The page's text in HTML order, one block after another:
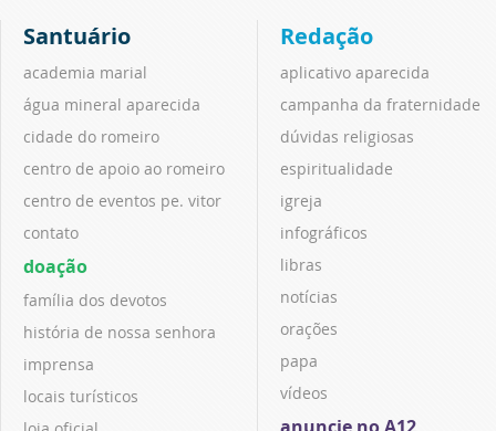
Santuário
academia marial
água mineral aparecida
cidade do romeiro
centro de apoio ao romeiro
centro de eventos pe. vitor
contato
doação
família dos devotos
história de nossa senhora
imprensa
locais turísticos
Redação
aplicativo aparecida
campanha da fraternidade
dúvidas religiosas
espiritualidade
igreja
infográficos
libras
notícias
orações
papa
vídeos
anuncie no A12